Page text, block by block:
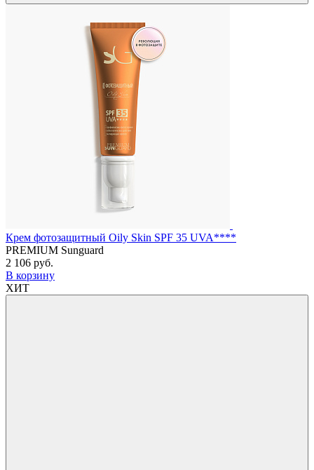
Крем фотозащитный Оily Skin SPF 35 UVA****
PREMIUM Sunguard
2 106 руб.
В корзину
ХИТ